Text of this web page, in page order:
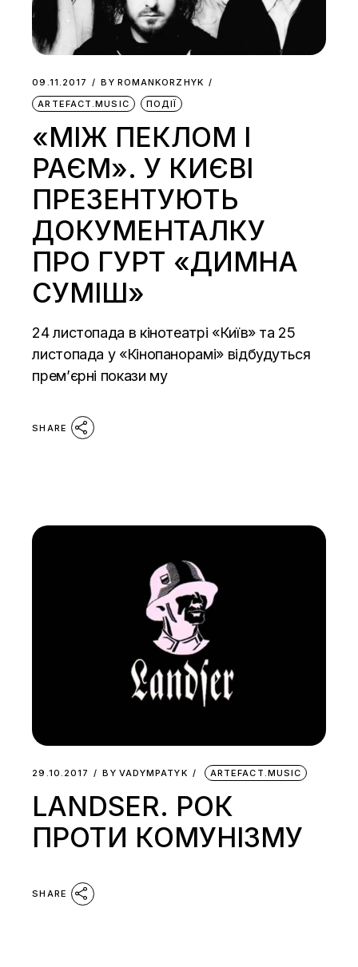
09.11.2017 BY ROMANKORZHYK
ARTEFACT.MUSIC
ПОДІЇ
«МІЖ ПЕКЛОМ І
РАЄМ». У КИЄВІ
ПРЕЗЕНТУЮТЬ
ДОКУМЕНТАЛКУ
ПРО ГУРТ «ДИМНА
СУМІШ»
24 листопада в кінотеатрі «Київ» та 25
листопада у «Кінопанорамі» відбудуться
прем’єрні покази му
SHARE
29.10.2017 BY VADYMPATYK ARTEFACT.MUSIC
LANDSER. РОК
ПРОТИ КОМУНІЗМУ
SHARE